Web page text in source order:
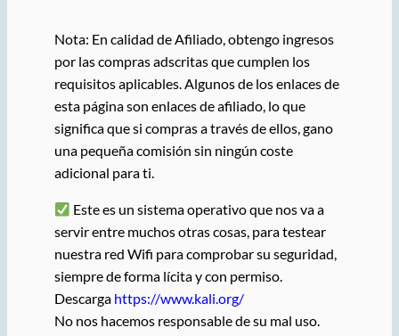
Nota: En calidad de Afiliado, obtengo ingresos
por las compras adscritas que cumplen los
requisitos aplicables. Algunos de los enlaces de
esta página son enlaces de afiliado, lo que
significa que si compras a través de ellos, gano
una pequeña comisión sin ningún coste
adicional para ti.
Este es un sistema operativo que nos va a
servir entre muchos otras cosas, para testear
nuestra red Wifi para comprobar su seguridad,
siempre de forma lícita y con permiso.
Descarga https://www.kali.org/
No nos hacemos responsable de su mal uso.